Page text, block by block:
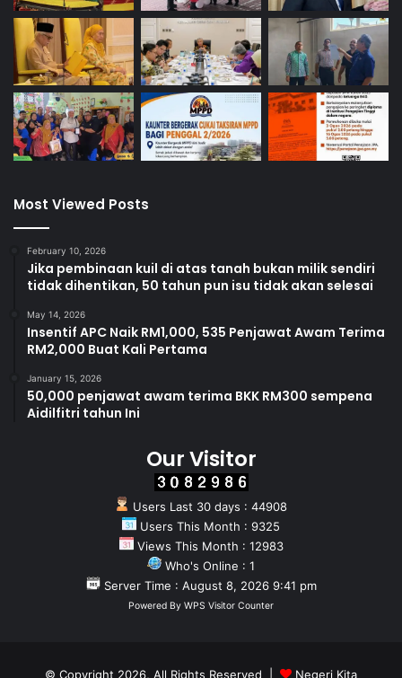
Most Viewed Posts
February 10, 2026
Jika pembinaan kuil di atas tanah bukan milik sendiri
tidak dihentikan, 50 tahun pun isu tidak akan selesai
May 14, 2026
Insentif APC Naik RM1,000, 535 Penjawat Awam Terima
RM2,000 Buat Kali Pertama
January 15, 2026
50,000 penjawat awam terima BKK RM300 sempena
Aidilfitri tahun Ini
Our Visitor
Users Last 30 days : 44908
Users This Month : 9325
Views This Month : 12983
Who's Online : 1
Server Time : August 8, 2026 9:41 pm
Powered By WPS Visitor Counter
© Copyright 2026, All Rights Reserved | Negeri Kita